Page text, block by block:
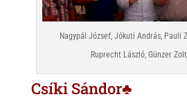
Nagypál József, Jókuti András, Pauli
Ruprecht László, Günzer
Csíki Sándor♣